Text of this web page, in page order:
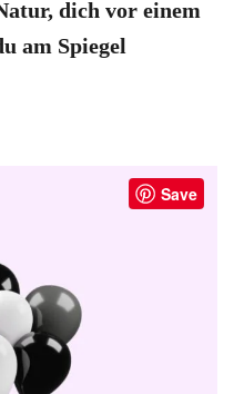
dich vor einem
am Spiegel
Save